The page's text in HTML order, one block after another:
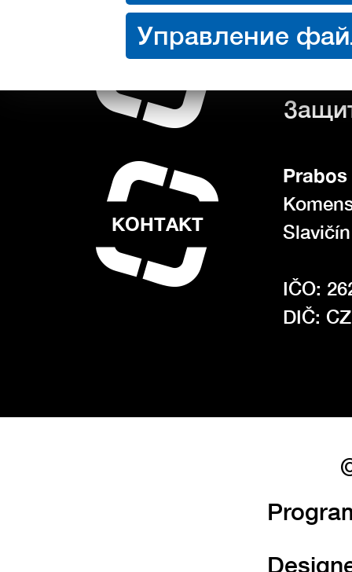
О ПОКУПКЕ
КОНТАКТ
IČO:
DIČ: